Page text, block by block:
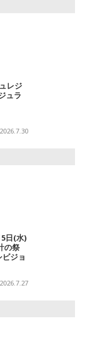
レジ
ュラ
2026.7.30
日(水)
の祭
ジョ
2026.7.27